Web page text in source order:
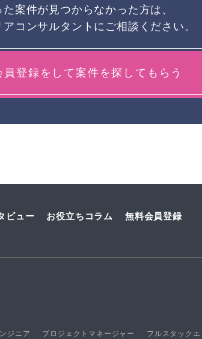
案件が見つからなかった方は、
コンサルタントにご相談ください。
員登録をして案件を探してもらう
ビュー お役立ちコラム 無料会員登録
ジニア プロジェクトマネージャー フルスタック